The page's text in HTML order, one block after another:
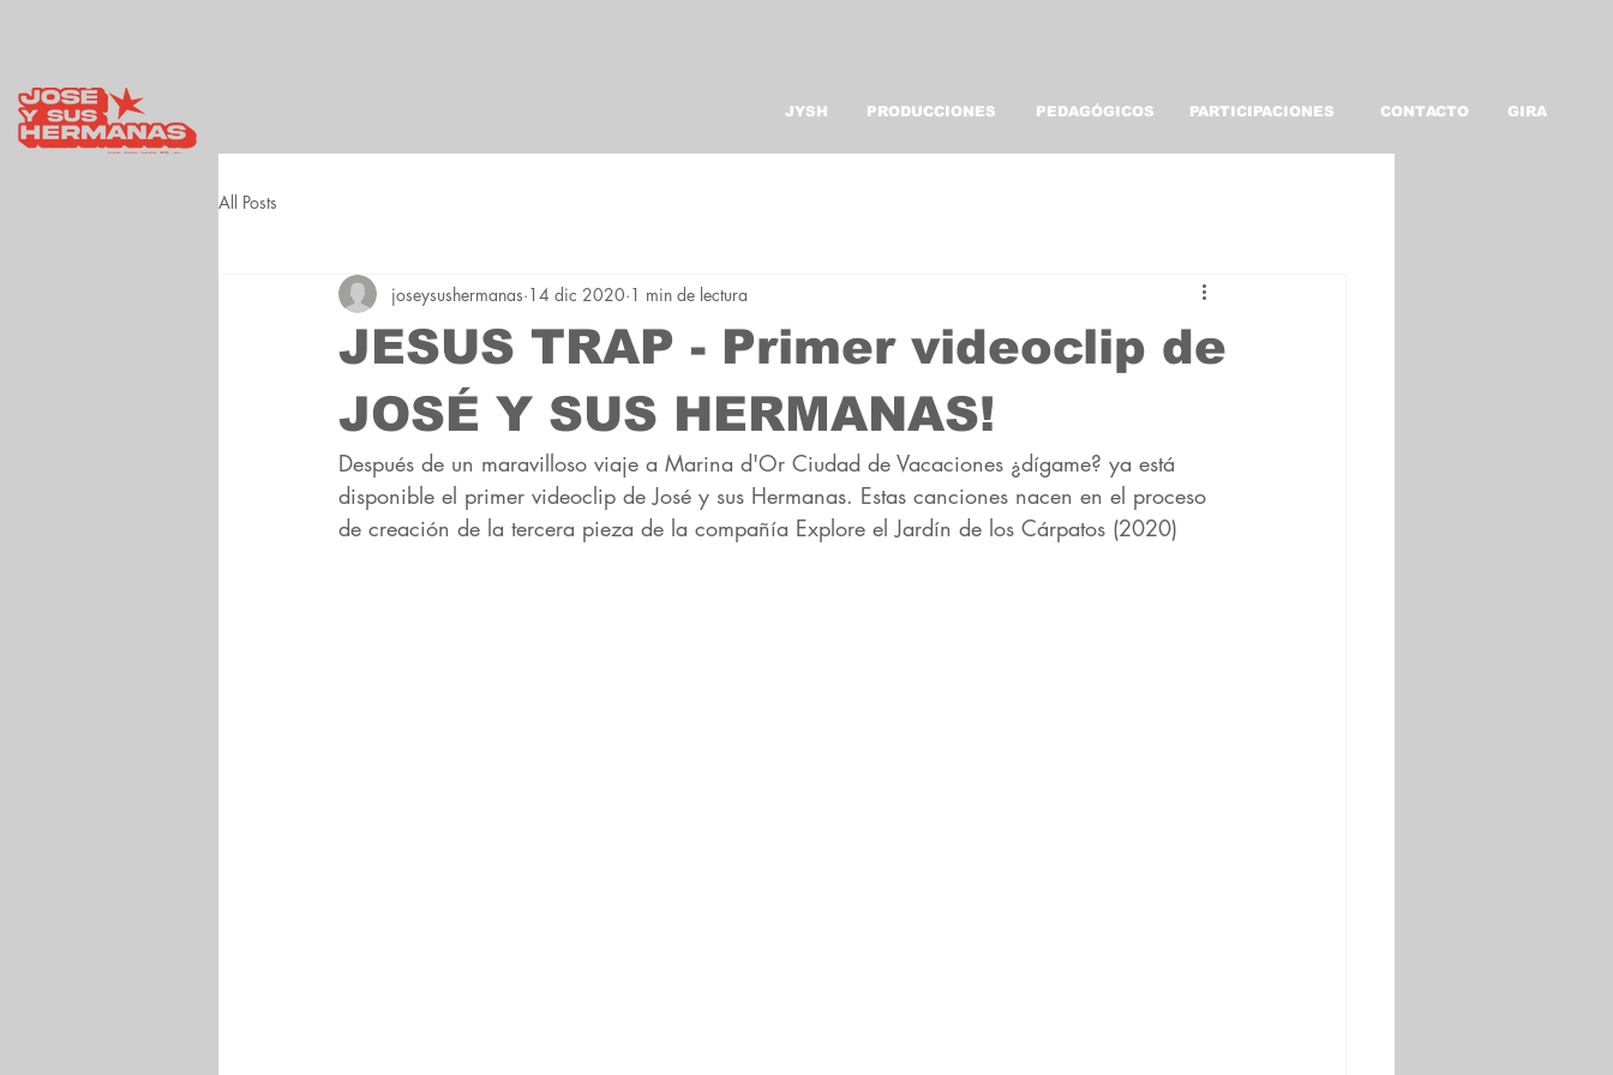
JYSH PRODUCCIONES PEDAGÓGICOS PARTICIPACIONES CONTACTO GIRA
All Posts
JESUS TRAP - Primer videoclip de
JOSÉ Y SUS HERMANAS!
joseysushermanas 14 dic 2020 1 min de lectura
Después de un maravilloso viaje a Marina d'Or Ciudad de Vacaciones ¿dígame? ya está
disponible el primer videoclip de José y sus Hermanas. Estas canciones nacen en el proceso
de creación de la tercera pieza de la compañía Explore el Jardín de los Cárpatos (2020)